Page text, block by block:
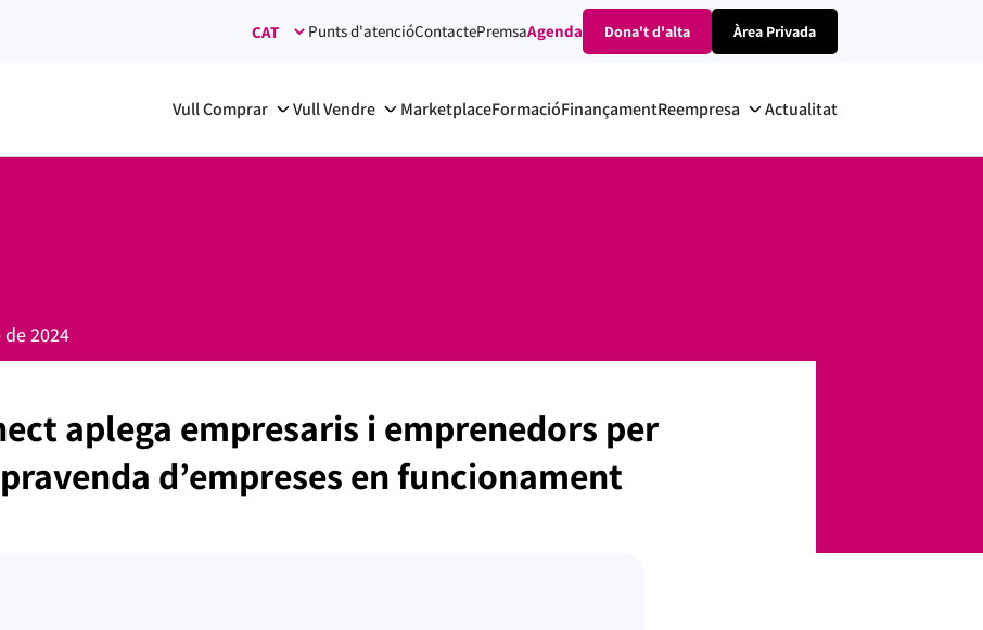
Punts d'atencióContactePremsaAgenda Dona't d'alta Àrea Privada
Vull Comprar Vull Vendre MarketplaceFormacióFinançamentReempresa Actualitat
de 2024
aplega empresaris i emprenedors per
d’empreses en funcionament